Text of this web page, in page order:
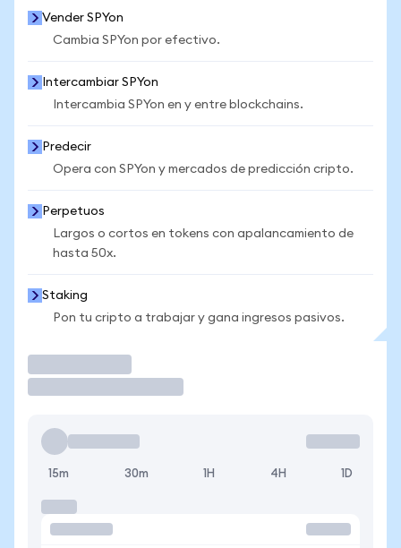
Vender SPYon
Cambia SPYon por efectivo.
Intercambiar SPYon
Intercambia SPYon en y entre blockchains.
Predecir
Opera con SPYon y mercados de predicción cripto.
Perpetuos
Largos o cortos en tokens con apalancamiento de
hasta 50x.
Staking
Pon tu cripto a trabajar y gana ingresos pasivos.
15m 30m 1H 4H 1D